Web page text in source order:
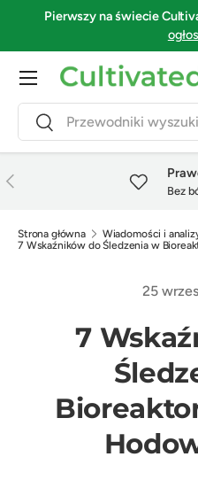
Pierwszy na świecie
SzukajSzukaj
Menu
Poprzedni
Bez
Strona główna
Wiadomości i
7 Wskaźników do Śledzenia w
25
7